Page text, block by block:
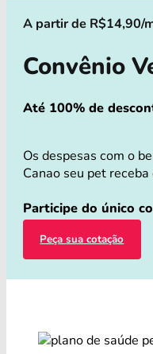
A partir de R$14,90/
Convênio
Até 100% de
Os despesas com o
Canao seu pet
Participe do único
Peça sua cotação